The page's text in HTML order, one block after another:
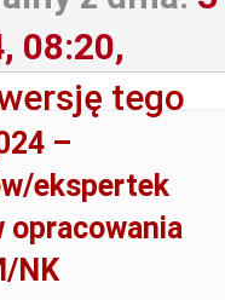
08:20,
tego
–
ekspertek
opracowania
NK